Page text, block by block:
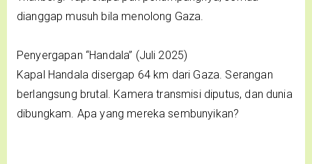
dianggap musuh bila menolong Gaza.
Penyergapan “Handala” (Juli 2025)
Kapal Handala disergap 64 km dari Gaza. Serangan
berlangsung brutal. Kamera transmisi diputus, dan dunia
dibungkam. Apa yang mereka sembunyikan?